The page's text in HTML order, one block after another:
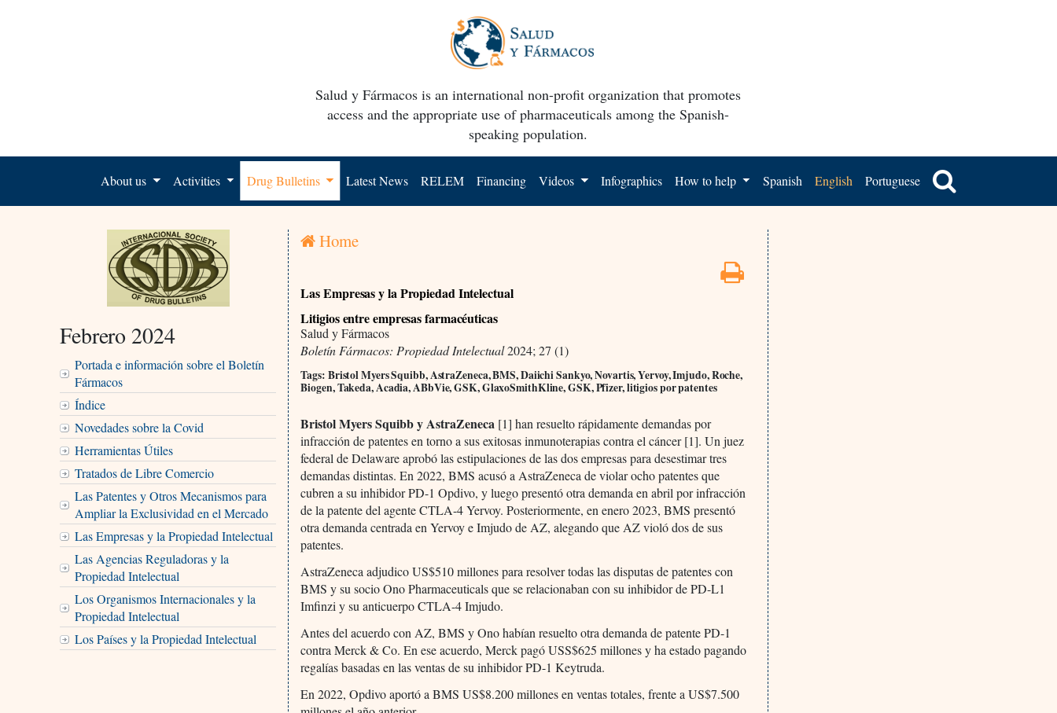
Salud y Fármacos is an international non-profit organization that promotes
access and the appropriate use of pharmaceuticals among the Spanish-
speaking population.
About us Activities Drug Bulletins Latest News RELEM Financing Videos Infographics How to help Spanish English Portuguese
Febrero 2024
Portada e información sobre el Boletín
Fármacos
Índice
Novedades sobre la Covid
Herramientas Útiles
Tratados de Libre Comercio
Las Patentes y Otros Mecanismos para
Ampliar la Exclusividad en el Mercado
Las Empresas y la Propiedad Intelectual
Las Agencias Reguladoras y la
Propiedad Intelectual
Los Organismos Internacionales y la
Propiedad Intelectual
Los Países y la Propiedad Intelectual
Home
Las Empresas y la Propiedad Intelectual
Litigios entre empresas farmacéuticas
Salud y Fármacos
Boletín Fármacos: Propiedad Intelectual2024; 27 (1)
Tags: Bristol Myers Squibb, AstraZeneca, BMS, Daiichi Sankyo, Novartis, Yervoy, Imjudo, Roche,
Biogen, Takeda, Acadia, ABbVie, GSK, GlaxoSmithKline, GSK, Pfizer, litigios por patentes
Bristol Myers Squibb y AstraZeneca [1] han resuelto rápidamente demandas por
infracción de patentes en torno a sus exitosas inmunoterapias contra el cáncer [1]. Un juez
federal de Delaware aprobó las estipulaciones de las dos empresas para desestimar tres
demandas distintas. En 2022, BMS acusó a AstraZeneca de violar ocho patentes que
cubren a su inhibidor PD-1 Opdivo, y luego presentó otra demanda en abril por infracción
de la patente del agente CTLA-4 Yervoy. Posteriormente, en enero 2023, BMS presentó
otra demanda centrada en Yervoy e Imjudo de AZ, alegando que AZ violó dos de sus
patentes.
AstraZeneca adjudico US$510 millones para resolver todas las disputas de patentes con
BMS y su socio Ono Pharmaceuticals que se relacionaban con su inhibidor de PD-L1
Imfinzi y su anticuerpo CTLA-4 Imjudo.
Antes del acuerdo con AZ, BMS y Ono habían resuelto otra demanda de patente PD-1
contra Merck & Co. En ese acuerdo, Merck pagó USS$625 millones y ha estado pagando
regalías basadas en las ventas de su inhibidor PD-1 Keytruda.
En 2022, Opdivo aportó a BMS US$8.200 millones en ventas totales, frente a US$7.500